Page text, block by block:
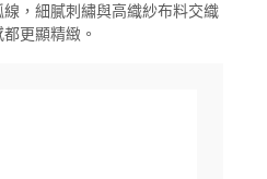
，細膩刺繡與高織紗布料交織
更顯精緻。